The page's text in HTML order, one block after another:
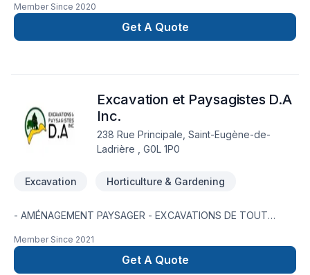
Horticulture, Irrigation, Muret, Pavé uni, Paysagement, Tourbe
est l'occasion de démontrer notre engagement envers la
qualité et la satisfaction client à Abitibi-Témiscamingue,Bas
Lac-Saint-Jean. Nous privilégions la transparence, l'écoute et
l'efficacité pour bâtir des relations de confiance avec nos
clients. Nous sommes impatients de collaborer avec vous
pour concrétiser votre projet.
Member Since 2020
Get A Quote
Excavation et Paysagistes D.A
Inc.
238 Rue Principale, Saint-Eugène-de-
Ladrière , G0L 1P0
Excavation Horticulture & Gardening
- AMÉNAGEMENT PAYSAGER - EXCAVATIONS DE TOUT
PLANTATIONS DE HAIES - ET PLUS ..
Member Since 2021
Get A Quote